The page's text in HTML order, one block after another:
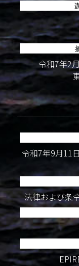
令和7年2
令和7年9月11
法律および条